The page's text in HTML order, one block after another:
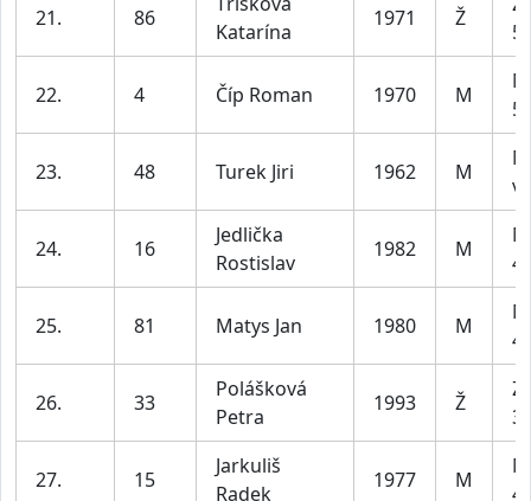
21. 86
Katarína
1971 Ž
22. 4 Číp Roman 1970 M
23. 48 Turek Jiri 1962 M
24. 16
Jedlička
Rostislav
1982 M
25. 81 Matys Jan 1980 M
26. 33
Polášková
Petra
1993 Ž
27. 15
Jarkuliš
Radek
1977 M